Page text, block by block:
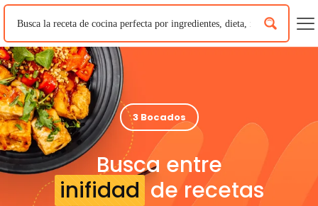
3 Bocados
Busca entre
inifidad de recetas